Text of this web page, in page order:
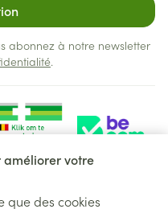
améliorer votre
que des cookies
abonnez à notre newsletter
.